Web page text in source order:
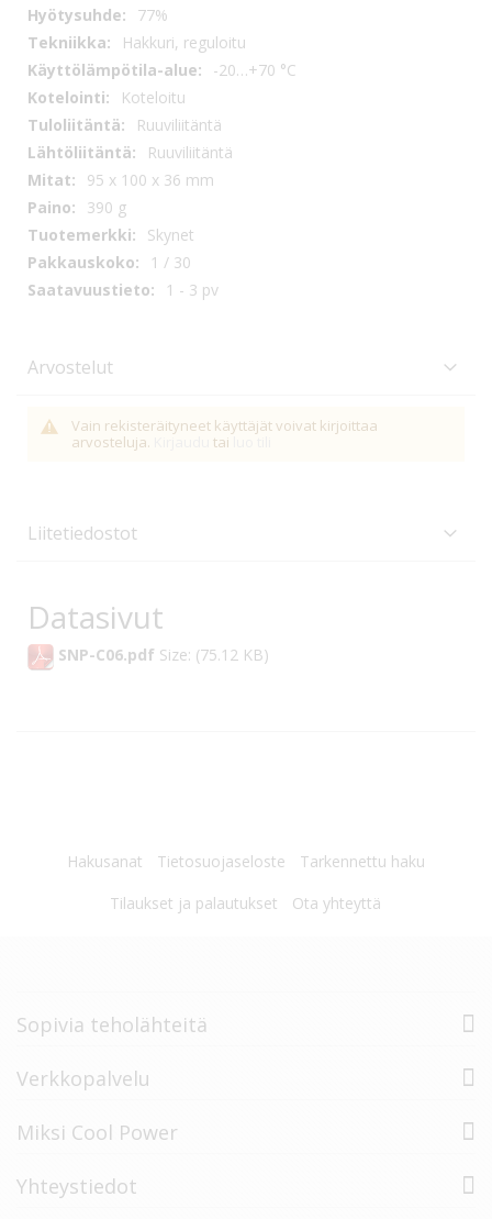
77%
Hakkuri, reguloitu
-20…+70 °C
Koteloitu
Ruuviliitäntä
Ruuviliitäntä
95 x 100 x 36 mm
390 g
Skynet
1 / 30
1 - 3 pv
Arvostelut
Vain rekisteräityneet käyttäjät voivat kirjoittaa
arvosteluja.
tai
Liitetiedostot
Datasivut
SNP-C06.pdf Size: (75.12 KB)
Hakusanat Tietosuojaseloste
Tarkennettu haku
Tilaukset ja palautukset
Ota yhteyttä
Sopivia teholähteitä
Verkkopalvelu
Miksi Cool Power
Yhteystiedot